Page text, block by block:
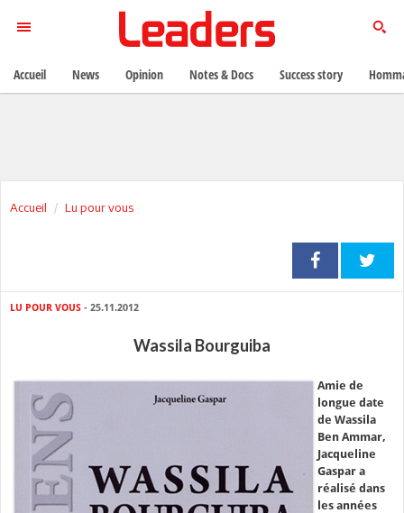
Accueil Lu pour vous
LU POUR VOUS - 25.11.2012
Wassila Bourguiba
Amie de
longue date
de Wassila
Ben Ammar,
Jacqueline
Gaspar a
réalisé dans
les années
Accueil News Opinion Notes & Docs Success story